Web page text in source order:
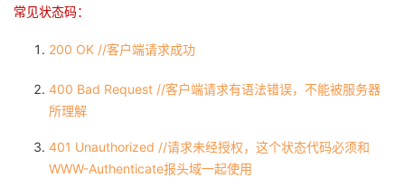
播
活
动
的
关
注
我
开
发
我
的
Programs
我
的
常见状态码：
200 OK //客户端请求成功
400 Bad Request //客户端请求有语法错误，不能被服务器
所理解
401 Unauthorized //请求未经授权，这个状态代码必须和
WWW-Authenticate报头域一起使用